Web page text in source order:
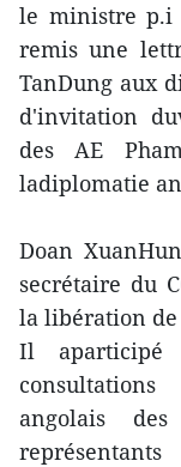
le ministre p.i
remis une
TanDung aux
d'invitation
des AE
ladiplomatie
Doan
secrétaire du
la libération de
Il aparticipé
angolais